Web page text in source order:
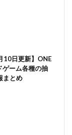
10日更新】ONE
ゲーム各種の抽
まとめ